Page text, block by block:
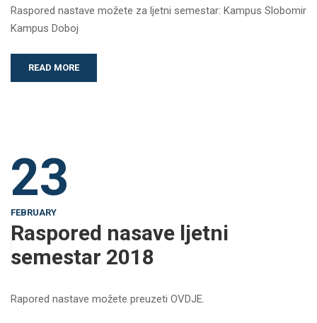
Raspored nastave možete za ljetni semestar: Kampus Slobomir
Kampus Doboj
READ MORE
23
FEBRUARY
Raspored nasave ljetni
semestar 2018
Rapored nastave možete preuzeti OVDJE.